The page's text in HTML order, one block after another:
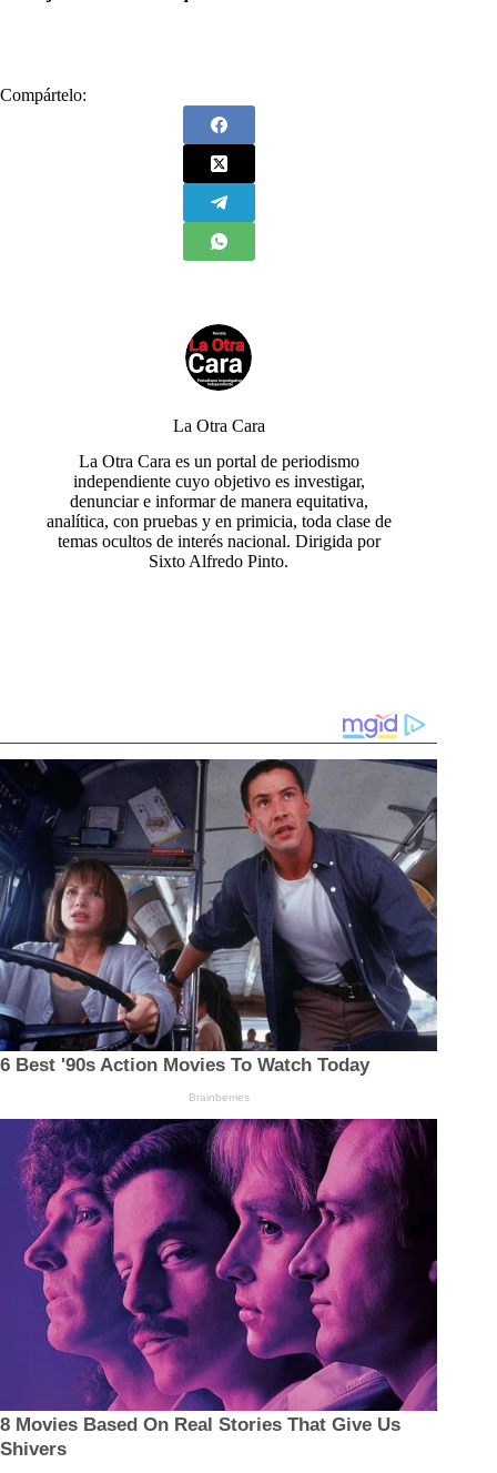
Compártelo:
La Otra Cara
La Otra Cara es un portal de periodismo
independiente cuyo objetivo es investigar,
denunciar e informar de manera equitativa,
analítica, con pruebas y en primicia, toda clase de
temas ocultos de interés nacional. Dirigida por
Sixto Alfredo Pinto.